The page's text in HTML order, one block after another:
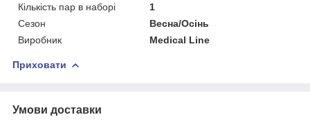
Кількість пар в наборі
1
Сезон
Весна/Осінь
Виробник
Medical Line
Приховати
Умови доставки